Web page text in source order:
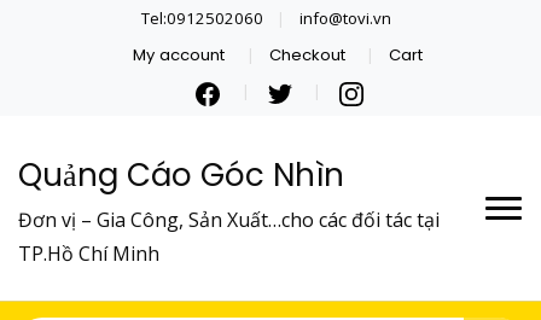
Tel:0912502060 info@tovi.vn
My account Checkout Cart
Quảng Cáo Góc Nhìn
Đơn vị – Gia Công, Sản Xuất…cho các đối tác tại
TP.Hồ Chí Minh